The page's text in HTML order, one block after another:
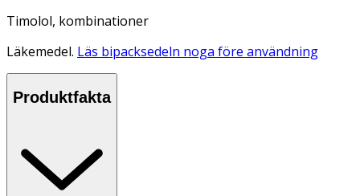
Timolol, kombinationer
Läkemedel. Läs bipacksedeln noga före användning
Produktfakta